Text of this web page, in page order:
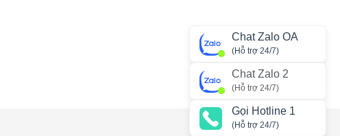
Chat Zalo OA
(Hỗ trợ 24/7)
Chat Zalo 2
(Hỗ trợ 24/7)
Gọi Hotline 1
(Hỗ trợ 24/7)